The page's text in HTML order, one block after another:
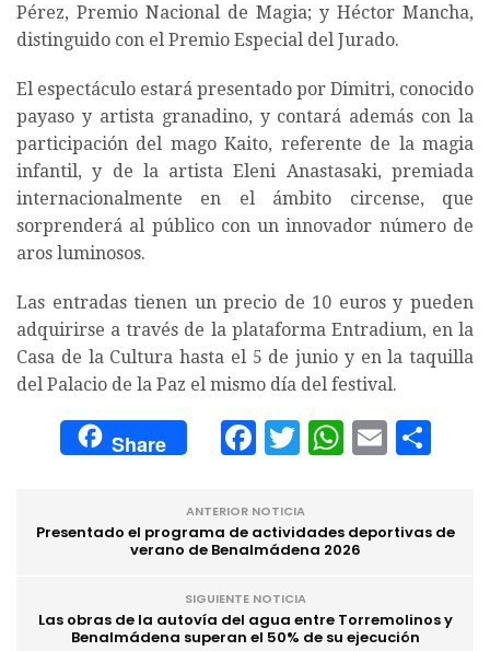
Pérez, Premio Nacional de Magia; y Héctor Mancha,
distinguido con el Premio Especial del Jurado.
El espectáculo estará presentado por Dimitri, conocido
payaso y artista granadino, y contará además con la
participación del mago Kaito, referente de la magia
infantil, y de la artista Eleni Anastasaki, premiada
internacionalmente en el ámbito circense, que
sorprenderá al público con un innovador número de
aros luminosos.
Las entradas tienen un precio de 10 euros y pueden
adquirirse a través de la plataforma Entradium, en la
Casa de la Cultura hasta el 5 de junio y en la taquilla
del Palacio de la Paz el mismo día del festival.
Share Facebook
TwitterEmail
ANTERIOR NOTICIA
Presentado el programa de actividades deportivas de
verano de Benalmádena 2026
SIGUIENTE NOTICIA
Las obras de la autovía del agua entre Torremolinos y
Benalmádena superan el 50% de su ejecución